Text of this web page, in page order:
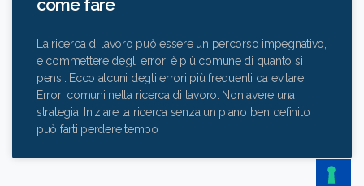
come fare
La ricerca di lavoro può essere un percorso impegnativo,
e commettere degli errori è più comune di quanto si
pensi. Ecco alcuni degli errori più frequenti da evitare:
Errori comuni nella ricerca di lavoro: Non avere una
strategia: Iniziare la ricerca senza un piano ben definito
può farti perdere tempo